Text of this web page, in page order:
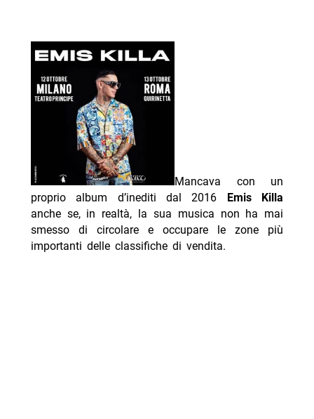
Mancava con un
proprio album d’inediti dal 2016 Emis Killa
anche se, in realtà, la sua musica non ha mai
smesso di circolare e occupare le zone più
importanti delle classifiche di vendita.